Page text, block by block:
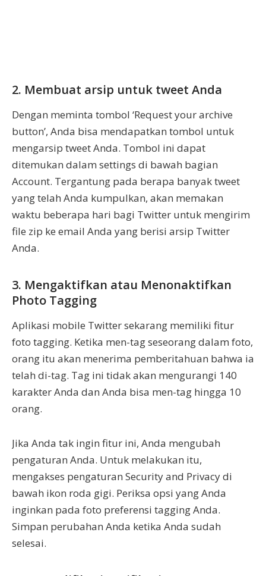
2. Membuat arsip untuk tweet Anda
Dengan meminta tombol ‘Request your archive
button’, Anda bisa mendapatkan tombol untuk
mengarsip tweet Anda. Tombol ini dapat
ditemukan dalam settings di bawah bagian
Account. Tergantung pada berapa banyak tweet
yang telah Anda kumpulkan, akan memakan
waktu beberapa hari bagi Twitter untuk mengirim
file zip ke email Anda yang berisi arsip Twitter
Anda.
3. Mengaktifkan atau Menonaktifkan
Photo Tagging
Aplikasi mobile Twitter sekarang memiliki fitur
foto tagging. Ketika men-tag seseorang dalam foto,
orang itu akan menerima pemberitahuan bahwa ia
telah di-tag. Tag ini tidak akan mengurangi 140
karakter Anda dan Anda bisa men-tag hingga 10
orang.
Jika Anda tak ingin fitur ini, Anda mengubah
pengaturan Anda. Untuk melakukan itu,
mengakses pengaturan Security and Privacy di
bawah ikon roda gigi. Periksa opsi yang Anda
inginkan pada foto preferensi tagging Anda.
Simpan perubahan Anda ketika Anda sudah
selesai.